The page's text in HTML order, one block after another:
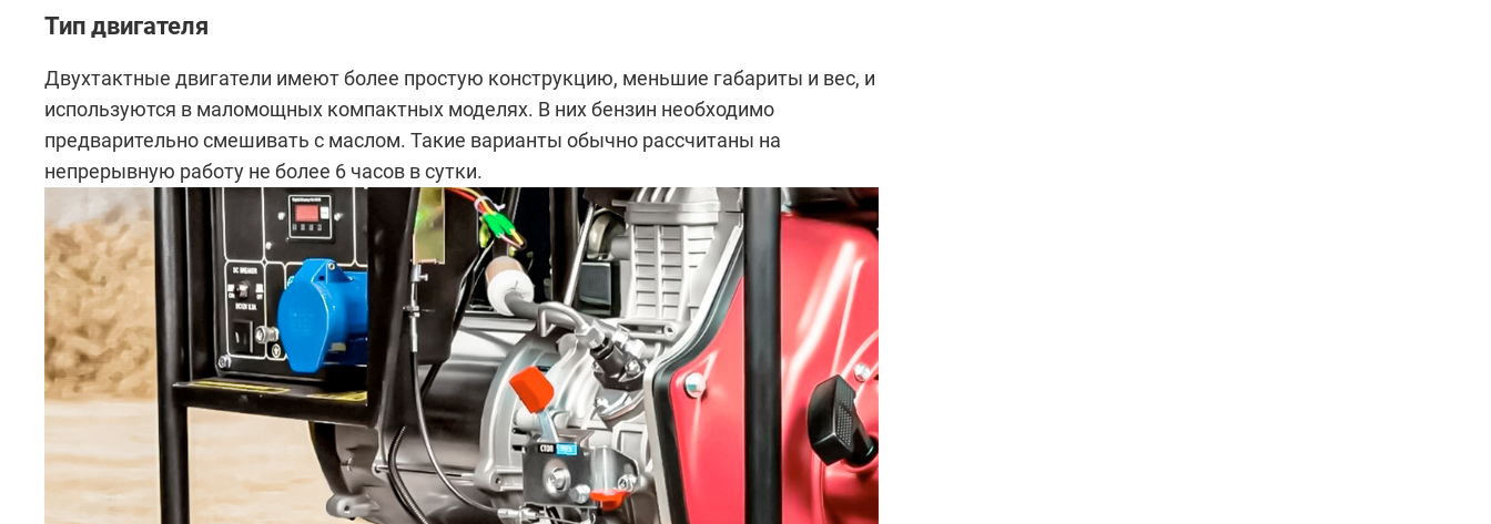
Тип двигателя
Двухтактные двигатели имеют более простую конструкцию, меньшие габариты и вес, и
используются в маломощных компактных моделях. В них бензин необходимо
предварительно смешивать с маслом. Такие варианты обычно рассчитаны на
непрерывную работу не более 6 часов в сутки.